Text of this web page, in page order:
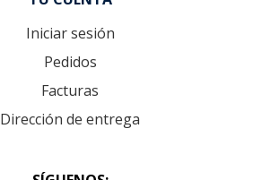
Iniciar sesión
Pedidos
Facturas
Dirección de entrega